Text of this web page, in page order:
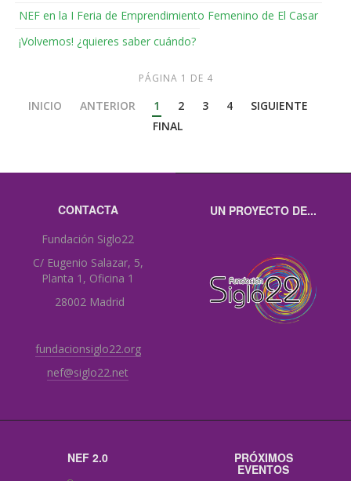
NEF en la I Feria de Emprendimiento Femenino de El Casar
¡Volvemos! ¿quieres saber cuándo?
PÁGINA 1 DE 4
INICIO ANTERIOR 1 2 3 4
SIGUIENTE
FINAL
CONTACTA
Fundación Siglo22
C/ Eugenio Salazar, 5,
Planta 1, Oficina 1
28002 Madrid
fundacionsiglo22.org
nef@siglo22.net
UN PROYECTO DE...
NEF 2.0 PRÓXIMOS
EVENTOS